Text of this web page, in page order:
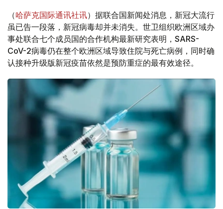
（哈萨克国际通讯社讯）据联合国新闻处消息，新冠大流行
虽已告一段落，新冠病毒却并未消失。世卫组织欧洲区域办
事处联合七个成员国的合作机构最新研究表明，SARS-
CoV-2病毒仍在整个欧洲区域导致住院与死亡病例，同时确
认接种升级版新冠疫苗依然是预防重症的最有效途径。